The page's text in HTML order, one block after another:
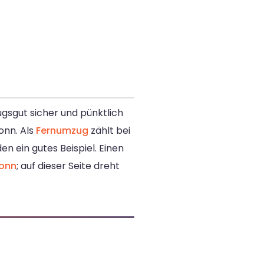
sicher und pünktlich
Als Fernumzug zählt bei
ein gutes Beispiel. Einen
; auf dieser Seite dreht